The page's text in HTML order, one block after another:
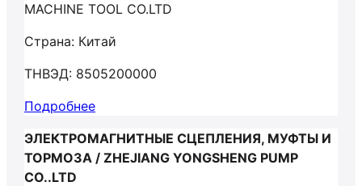
MACHINE TOOL CO.LTD
Страна: Китай
ТНВЭД: 8505200000
Подробнее
ЭЛЕКТРОМАГНИТНЫЕ СЦЕПЛЕНИЯ, МУФТЫ И
ТОРМОЗА / ZHEJIANG YONGSHENG PUMP
СО..LTD